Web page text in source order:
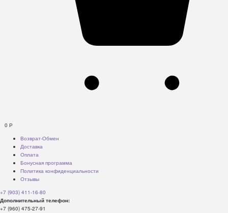
0 Р
Возврат-Обмен
Доставка
Оплата
Бонусная программа
Политика конфиденциальности
Отзывы
+7 (903) 411-16-80
Дополнительный телефон:
+7 (960) 475-27-91